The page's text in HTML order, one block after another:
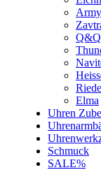
Q&Q
Elma
Uhren
Schmuck
SALE%